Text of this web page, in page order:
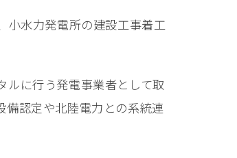
小水力発電所の建設工事着工
ルに行う発電事業者として取
備認定や北陸電力との系統連